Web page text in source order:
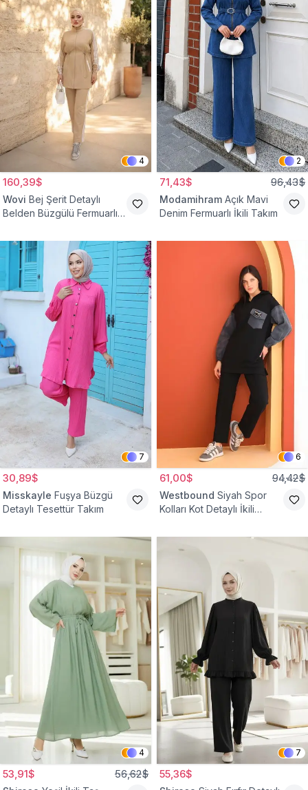
4
160,39$
Wovi Bej Şerit Detaylı
Belden Büzgülü Fermuarlı
2
71,43$ 96,43$
Modamihram Açık Mavi
Denim Fermuarlı İkili Takım
7
30,89$
Misskayle Fuşya Büzgü
Detaylı Tesettür Takım
6
61,00$ 94,42$
Westbound Siyah Spor
Kolları Kot Detaylı İkili
4
53,91$ 56,62$
7
55,36$